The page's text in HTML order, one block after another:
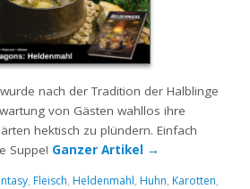
nach der Tradition der Halblinge
von Gästen wahllos ihre
hektisch zu plündern. Einfach
Suppe! Ganzer Artikel →
, Fleisch, Heldenmahl, Huhn, Karotten,